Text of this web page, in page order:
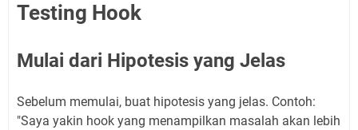
Testing Hook
Mulai dari Hipotesis yang Jelas
Sebelum memulai, buat hipotesis yang jelas. Contoh:
"Saya yakin hook yang menampilkan masalah akan lebih